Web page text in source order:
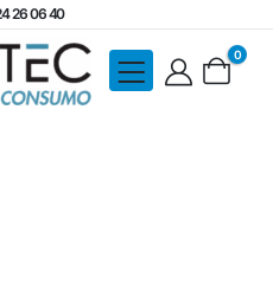
26 06 40
0